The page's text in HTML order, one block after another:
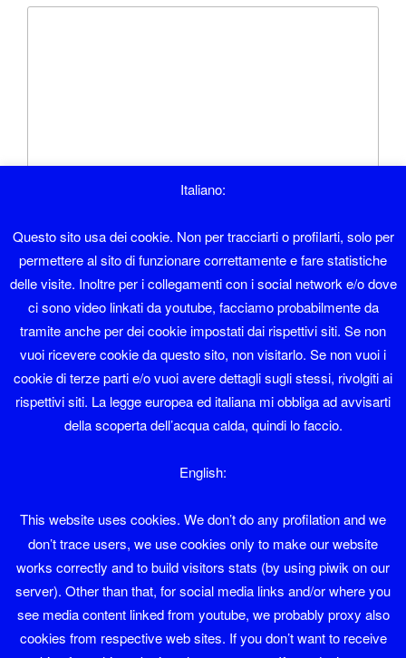
characters available
Email *
Italiano:
Questo sito usa dei cookie. Non per tracciarti o profilarti, solo per
permettere al sito di funzionare correttamente e fare statistiche
delle visite. Inoltre per i collegamenti con i social network e/o dove
ci sono video linkati da youtube, facciamo probabilmente da
tramite anche per dei cookie impostati dai rispettivi siti. Se non
vuoi ricevere cookie da questo sito, non visitarlo. Se non vuoi i
cookie di terze parti e/o vuoi avere dettagli sugli stessi, rivolgiti ai
rispettivi siti. La legge europea ed italiana mi obbliga ad avvisarti
della scoperta dell’acqua calda, quindi lo faccio.
English:
This website uses cookies. We don’t do any profilation and we
don’t trace users, we use cookies only to make our website
works correctly and to build visitors stats (by using piwik on our
server). Other than that, for social media links and/or where you
see media content linked from youtube, we probably proxy also
cookies from respective web sites. If you don’t want to receive